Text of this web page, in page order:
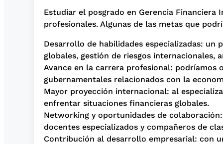
Estudiar el posgrado en Gerencia
profesionales. Algunas de las metas que
Desarrollo de habilidades especializadas:
globales, gestión de riesgos internacionales,
Avance en la carrera profesional: podríamos
gubernamentales relacionados con la
Mayor proyección internacional: al
enfrentar situaciones financieras globales.
Networking y oportunidades de
docentes especializados y compañeros de
Contribución al desarrollo empresarial: con